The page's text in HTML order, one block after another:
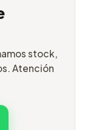
stock,
Atención